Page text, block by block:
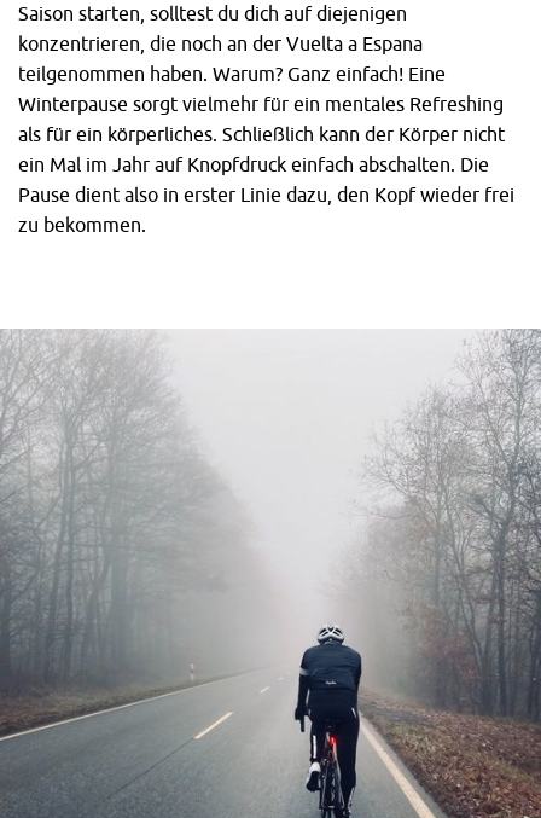
Saison starten, solltest du dich auf diejenigen
konzentrieren, die noch an der Vuelta a Espana
teilgenommen haben. Warum? Ganz einfach! Eine
Winterpause sorgt vielmehr für ein mentales Refreshing
als für ein körperliches. Schließlich kann der Körper nicht
ein Mal im Jahr auf Knopfdruck einfach abschalten. Die
Pause dient also in erster Linie dazu, den Kopf wieder frei
zu bekommen.